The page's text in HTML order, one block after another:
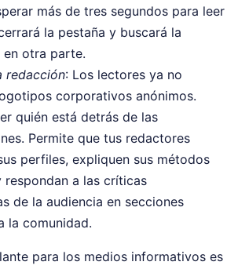
más de tres segundos para leer
la pestaña y buscará la
otra parte.
redacción: Los lectores ya no
corporativos anónimos.
quién está detrás de las
Permite que tus redactores
perfiles, expliquen sus métodos
a las críticas
de la audiencia en secciones
la comunidad.
para los medios informativos es